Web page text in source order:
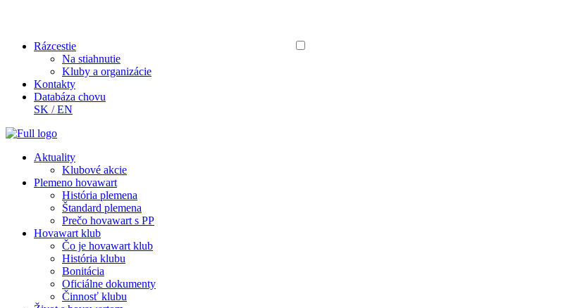
Rázcestie
Na stiahnutie
Kluby a organizácie
Kontakty
Databáza chovu
SK /EN
Aktuality
Klubové akcie
Plemeno hovawart
História plemena
Štandard plemena
Prečo hovawart s PP
Hovawart klub
Čo je hovawart klub
História klubu
Bonitácia
Oficiálne dokumenty
Činnosť klubu